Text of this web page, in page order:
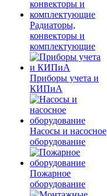
Радиаторы,
конвекторы и
комплектующие
Приборы учета и
КИПиА
Насосы и насосное
оборудование
Пожарное
оборудование